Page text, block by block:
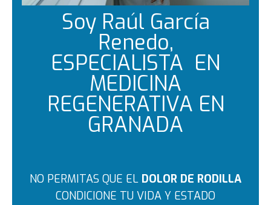
Soy Raúl García
Renedo,
ESPECIALISTA EN
MEDICINA
REGENERATIVA EN
GRANADA
NO PERMITAS QUE EL DOLOR DE RODILLA
CONDICIONE TU VIDA Y ESTADO